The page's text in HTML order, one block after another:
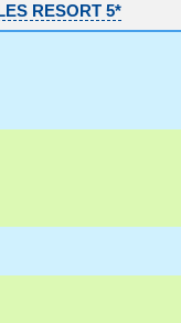
RESORT 5*